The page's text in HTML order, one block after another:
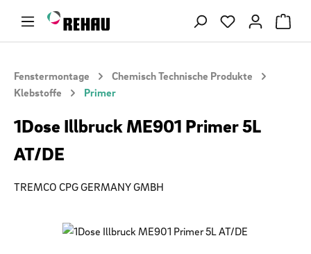
Zum Hauptinhalt springen Du hast 0
Fenstermontage
Chemisch Technische Produkte
Klebstoffe
Primer
1Dose Illbruck ME901 Primer 5L
AT/DE
TREMCO CPG GERMANY GMBH
Bildergalerie überspringen